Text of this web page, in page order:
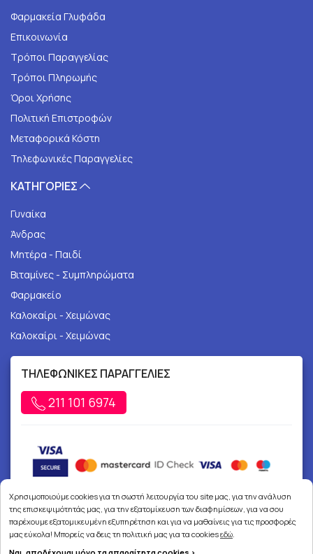
Φαρμακεία Γλυφάδα
Επικοινωνία
Τρόποι Παραγγελίας
Τρόποι Πληρωμής
Όροι Χρήσης
Πολιτική Επιστροφών
Μεταφορικά Κόστη
Τηλεφωνικές Παραγγελίες
ΚΑΤΗΓΟΡΙΕΣ
Γυναίκα
Άνδρας
Μητέρα - Παιδί
Βιταμίνες - Συμπληρώματα
Φαρμακείο
Καλοκαίρι - Χειμώνας
Καλοκαίρι - Χειμώνας
ΤΗΛΕΦΩΝΙΚΕΣ ΠΑΡΑΓΓΕΛΙΕΣ
211 101 6974
Χρησιμοποιούμε cookies για τη σωστή λειτουργία του site μας, για την ανάλυση
της επισκεψιμότητάς μας, για την εξατομίκευση των διαφημίσεων, για να σου
παρέχουμε εξατομικευμένη εξυπηρέτηση και για να μαθαίνεις για τις προσφορές
μας εύκολα! Μπορείς να δεις τη πολιτική μας για τα cookiesεδώ.